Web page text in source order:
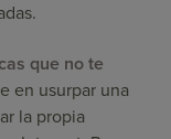
que no te
en usurpar una
la propia